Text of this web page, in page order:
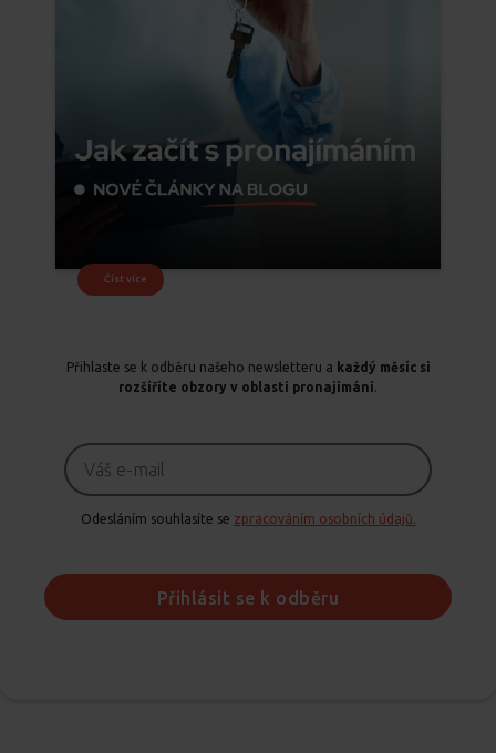
Číst více
Přihlaste se k odběru našeho newsletteru a každý měsíc si
rozšíříte obzory v oblasti pronajímání.
Odesláním souhlasíte se zpracováním osobních údajů.
Přihlásit se k odběru